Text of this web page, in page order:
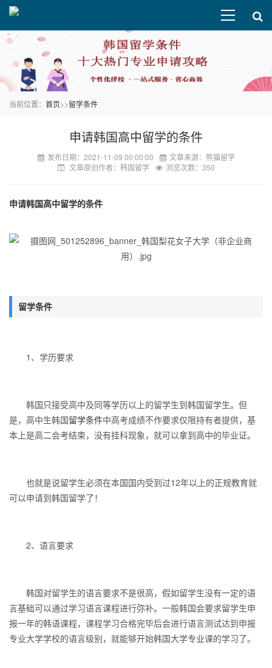
当前位置： 首页>>留学条件
申请韩国高中留学的条件
发布日期：2021-11-09 00:00:00
文章来源：熊猫留学
文章原创作者：韩国留学
浏览次数：350
申请韩国高中留学的条件
留学条件
1、学历要求
韩国只接受高中及同等学历以上的留学生到韩国留学生。但
是，高中生韩国留学条件中高考成绩不作要求仅限持有者提供，基
本上是高二会考结束，没有挂科现象，就可以拿到高中的毕业证。
也就是说留学生必须在本国国内受到过12年以上的正规教育就
可以申请到韩国留学了！
2、语言要求
韩国对留学生的语言要求不是很高，假如留学生没有一定的语
言基础可以通过学习语言课程进行弥补。一般韩国会要求留学生申
报一年的韩语课程，课程学习合格完毕后会进行语言测试达到申报
专业大学学校的语言级别，就能够开始韩国大学专业课的学习了。